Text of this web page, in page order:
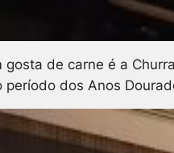
gosta de carne é a
período dos Anos